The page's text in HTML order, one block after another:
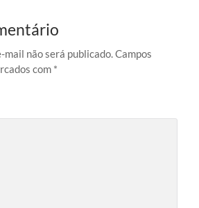
mail não será publicado.Campos
com *